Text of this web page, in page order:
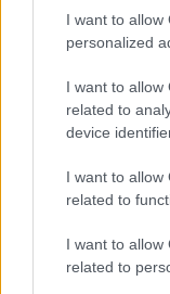
I want to allow
personalized
I want to allow
related to
device
I want to allow
related to
I want to allow
related to
háttér-
Kishantosi
alakulhatott ki
talaj-
létrehozni, de
bolygatni, a
kiiktatni, hogy
tartani.